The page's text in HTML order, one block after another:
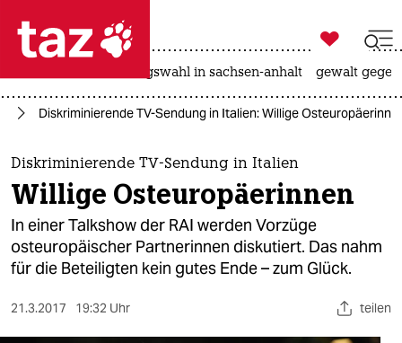
 taz zahl ich
taz zahl ich
themen
politik
öko
gesellschaft

taz zahl ich
landtagswahl in sachsen-anhalt gewalt
Diskriminierende TV-Sendung in Italien: Willige
Diskriminierende TV-Sendung in Italien
Willige Osteuropäerinnen
In einer Talkshow der RAI werden Vorzüge
osteuropäischer Partnerinnen diskutiert. Das nahm
für die Beteiligten kein gutes Ende – zum Glück.
21.3.2017 19:32 Uhr teilen